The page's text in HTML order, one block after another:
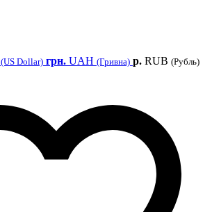
(US Dollar) грн. UAH (Гривна) р. RUB (Рубль)